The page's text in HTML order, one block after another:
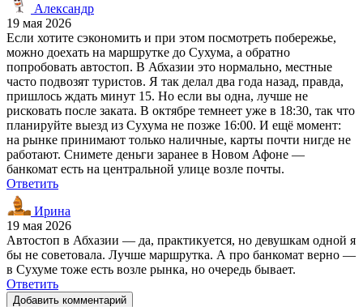
Александр
19 мая 2026
Если хотите сэкономить и при этом посмотреть побережье,
можно доехать на маршрутке до Сухума, а обратно
попробовать автостоп. В Абхазии это нормально, местные
часто подвозят туристов. Я так делал два года назад, правда,
пришлось ждать минут 15. Но если вы одна, лучше не
рисковать после заката. В октябре темнеет уже в 18:30, так что
планируйте выезд из Сухума не позже 16:00. И ещё момент:
на рынке принимают только наличные, карты почти нигде не
работают. Снимете деньги заранее в Новом Афоне —
банкомат есть на центральной улице возле почты.
Ответить
Ирина
19 мая 2026
Автостоп в Абхазии — да, практикуется, но девушкам одной я
бы не советовала. Лучше маршрутка. А про банкомат верно —
в Сухуме тоже есть возле рынка, но очередь бывает.
Ответить
Добавить комментарий